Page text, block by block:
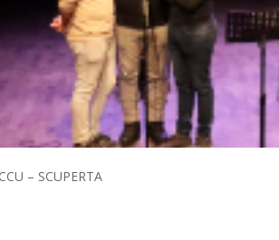
CCU – SCUPERTA